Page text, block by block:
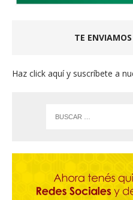
TE
Haz click aquí y suscríbete a